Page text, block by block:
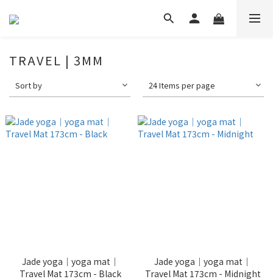
TRAVEL | 3MM
Sort by 24 Items per page
Jade yoga｜yoga mat｜
Travel Mat 173cm - Black
Jade yoga｜yoga mat｜
Travel Mat 173cm - Midnight